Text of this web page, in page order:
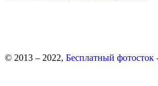
© 2013 – 2022, Бесплатный фотосток